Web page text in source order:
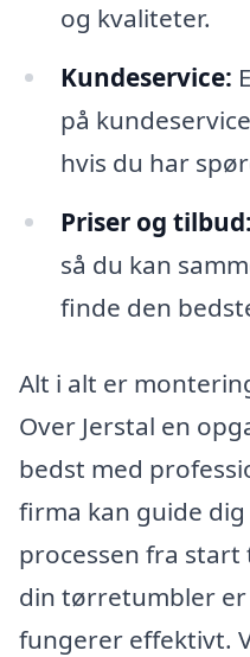
og kvaliteter.
Kundeservice:
på
hvis du har
Priser og tilbud:
så du kan
finde den
Alt i alt er
Over Jerstal en
bedst med
firma kan guide
processen fra start
din tørretumbler
fungerer effektivt.